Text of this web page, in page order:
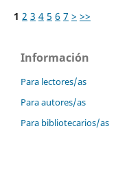
1 2 3 4 5 6 7 > >>
Información
Para lectores/as
Para autores/as
Para bibliotecarios/as